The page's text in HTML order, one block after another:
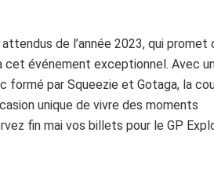
de l’année 2023, qui promet
cet événement exceptionnel. Avec
par Squeezie et Gotaga, la
unique de vivre des moments
fin mai vos billets pour le GP